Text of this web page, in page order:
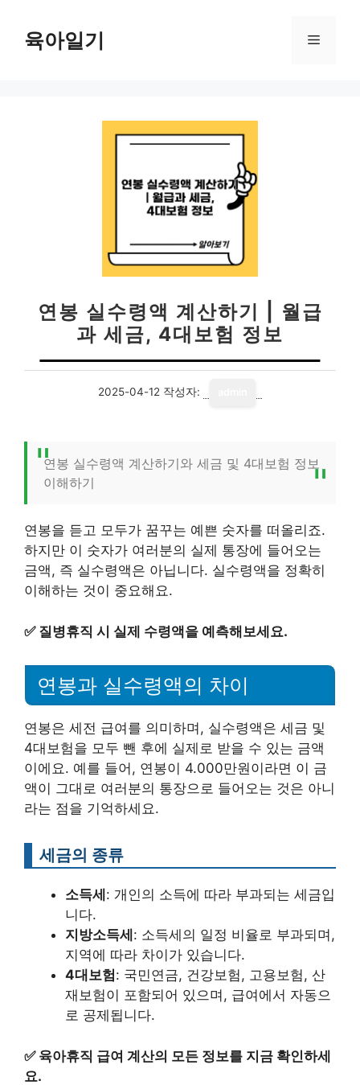
육아일기 메
연봉 실수령액 계산하기 | 월급
과 세금, 4대보험 정보
2025-04-12 작성자:
연봉 실수령액 계산하기와 세금 및 4대보험 정보
이해하기
연봉을 듣고 모두가 꿈꾸는 예쁜 숫자를 떠올리죠.
하지만 이 숫자가 여러분의 실제 통장에 들어오는
금액, 즉 실수령액은 아닙니다. 실수령액을 정확히
이해하는 것이 중요해요.
✅ 질병휴직 시 실제 수령액을 예측해보세요.
연봉과 실수령액의 차이
연봉은 세전 급여를 의미하며, 실수령액은 세금 및
4대보험을 모두 뺀 후에 실제로 받을 수 있는 금액
이에요. 예를 들어, 연봉이 4.000만원이라면 이 금
액이 그대로 여러분의 통장으로 들어오는 것은 아니
라는 점을 기억하세요.
세금의 종류
소득세 : 개인의 소득에 따라 부과되는 세금입
니다.
지방소득세 : 소득세의 일정 비율로 부과되며,
지역에 따라 차이가 있습니다.
4대보험: 국민연금, 건강보험, 고용보험, 산
재보험이 포함되어 있으며, 급여에서 자동으
로 공제됩니다.
✅ 육아휴직 급여 계산의 모든 정보를 지금 확인하세
요.